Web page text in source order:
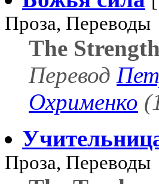
Проза, Переводы
The
Перевод
Охрименко
Проза, Переводы